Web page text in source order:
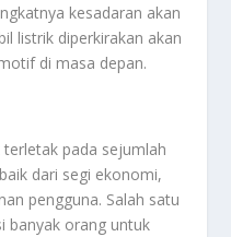
kesadaran akan
listrik diperkirakan akan
di masa depan.
pada sejumlah
dari segi ekonomi,
pengguna. Salah satu
banyak orang untuk